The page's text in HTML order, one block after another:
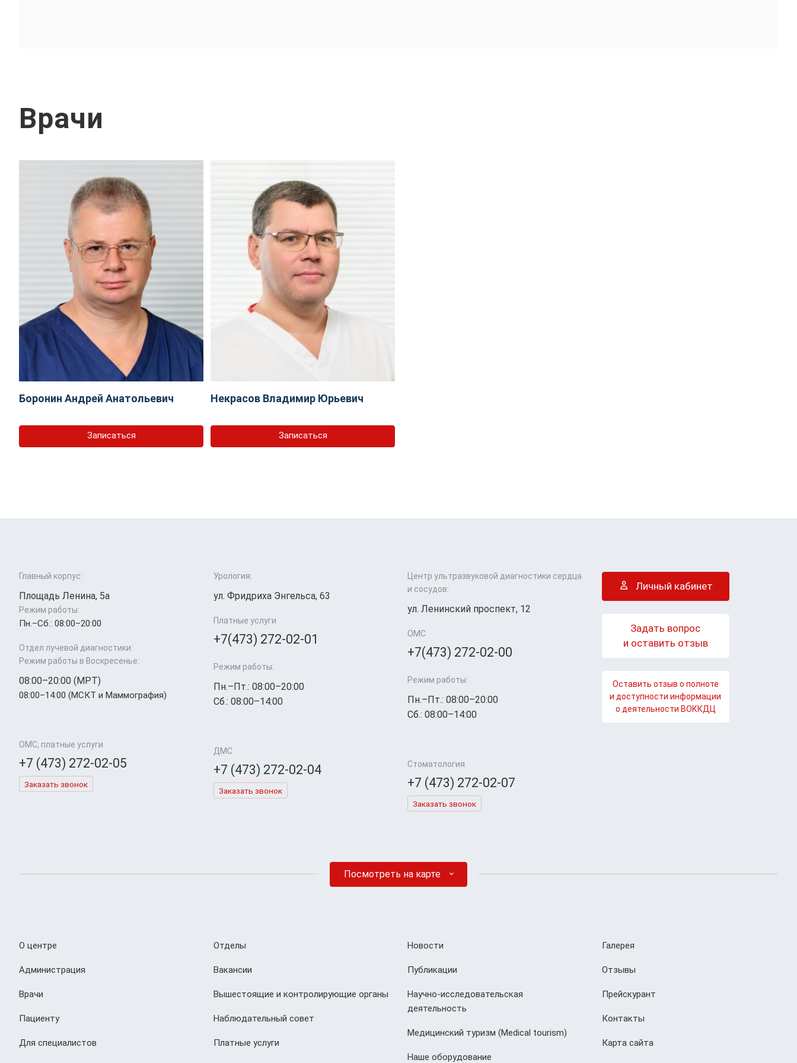
Врачи
Боронин Андрей Анатольевич
Записаться
Некрасов Владимир Юрьевич
Записаться
Главный корпус:
Площадь Ленина, 5а
Режим работы:
Пн.–Cб.: 08:00–20:00
Отдел лучевой диагностики:
Режим работы в Воскресенье:
08:00–20:00 (МРТ)
08:00–14:00 (МСКТ и Маммография)
ОМС, платные услуги
+7 (473) 272-02-05
Заказать звонок
Урология:
ул. Фридриха Энгельса, 63
Платные услуги
+7(473) 272-02-01
Режим работы:
Пн.–Пт.: 08:00–20:00
Сб.: 08:00–14:00
ДМС
+7 (473) 272-02-04
Заказать звонок
Центр ультразвуковой диагностики сердца
и сосудов:
ул. Ленинский проспект, 12
ОМС
+7(473) 272-02-00
Режим работы:
Пн.–Пт.: 08:00–20:00
Сб.: 08:00–14:00
Стоматология
+7 (473) 272-02-07
Заказать звонок
Личный кабинет
Задать вопрос
и оставить отзыв
Оставить отзыв о полноте
и доступности информации
о деятельности ВОККДЦ
Посмотреть на карте
О центре
Администрация
Врачи
Пациенту
Для специалистов
Отделы
Вакансии
Вышестоящие и контролирующие органы
Наблюдательный совет
Платные услуги
Новости
Публикации
Научно-исследовательская
деятельность
Медицинский туризм (Мedical tourism)
Наше оборудование
Галерея
Отзывы
Прейскурант
Контакты
Карта сайта